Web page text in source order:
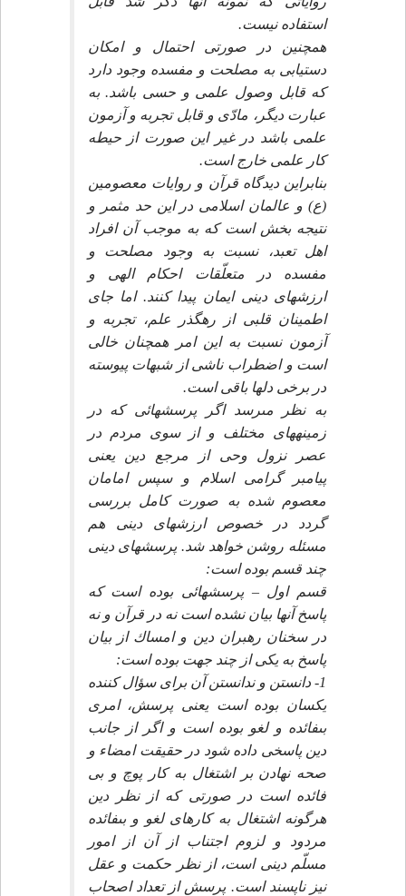
استفاده نيست.
همچنين در صورتى احتمال و امكان
دستيابى به مصلحت و مفسده وجود دارد
كه قابل وصول علمى و حسى باشد. به
عبارت ديگر، مادّى و قابل تجربه و آزمون
علمى باشد در غير اين صورت از حيطه
كار علمى خارج است.
بنابراين ديدگاه قرآن و روايات معصومين
(ع) و عالمان اسلامى در اين حد مثمر و
نتيجه بخش است كه به موجب آن افراد
اهل تعبد، نسبت به وجود مصلحت و
مفسده در متعلّقات احكام الهى و
ارزشهاى دينى ايمان پيدا كنند. اما جاى
اطمينان قلبى از رهگذر علم، تجربه و
آزمون نسبت به اين امر همچنان خالى
است و اضطراب ناشى از شبهات پيوسته
در برخى دلها باقى است.
به نظر مى‏رسد اگر پرسشهائى كه در
زمينه‏هاى مختلف و از سوى مردم در
عصر نزول وحى از مرجع دين يعنى
پيامبر گرامى اسلام و سپس امامان
معصوم شده به صورت كامل بررسى
گردد در خصوص ارزشهاى دينى هم
مسئله روشن خواهد شد. پرسشهاى دينى
چند قسم بوده است:
قسم اول – پرسشهائى بوده است كه
پاسخ آنها بيان نشده است نه در قرآن و نه
در سخنان رهبران دين و امساك از بيان
پاسخ به يكى از چند جهت بوده است:
1- دانستن و ندانستن آن براى سؤال كننده
يكسان بوده است يعنى پرسش، امرى
بى‏فائده و لغو بوده است و اگر از جانب
دين پاسخى داده شود در حقيقت امضاء و
صحه نهادن بر اشتغال به كار پوچ و بى
فائده است در صورتى كه از نظر دين
هرگونه اشتغال به كارهاى لغو و بى‏فائده
مردود و لزوم اجتناب از آن از امور
مسلّم دينى است، از نظر حكمت و عقل
نيز ناپسند است. پرسش از تعداد اصحاب